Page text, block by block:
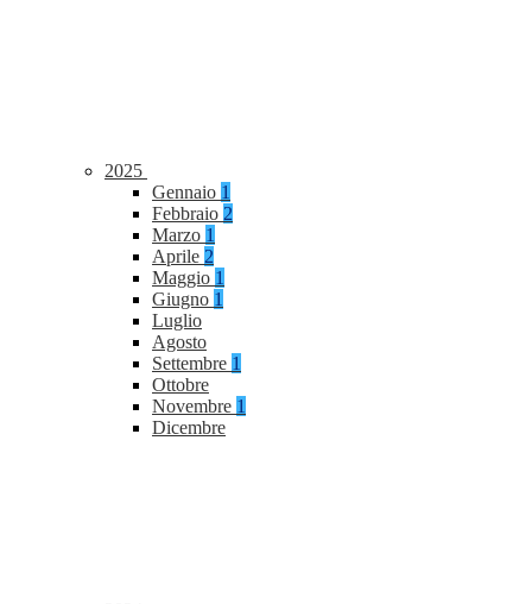
2025
Gennaio 1
Febbraio 2
Marzo 1
Aprile 2
Maggio 1
Giugno 1
Luglio
Agosto
Settembre 1
Ottobre
Novembre 1
Dicembre